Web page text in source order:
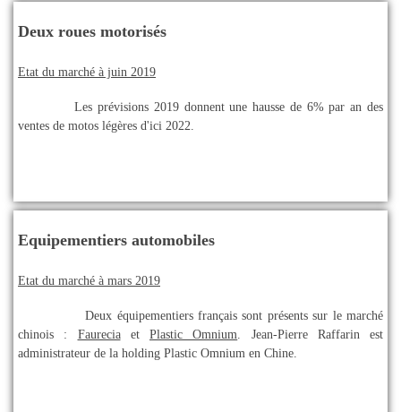
Deux roues motorisés
Etat du marché à juin 2019
Les prévisions 2019 donnent une hausse de 6% par an des
ventes de motos légères d'ici 2022.
Equipementiers automobiles
Etat du marché à mars 2019
Deux équipementiers français sont présents sur le marché
chinois : Faureciaet Plastic Omnium . Jean-Pierre Raffarin est
administrateur de la holding Plastic Omnium en Chine.